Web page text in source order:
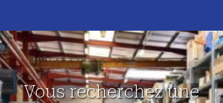
Vous recherchez une